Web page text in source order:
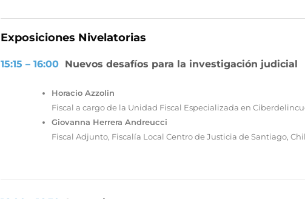
Exposiciones Nivelatorias
15:15 – 16:00 Nuevos desafíos para la investigación judicial
Horacio Azzolin
Fiscal a cargo de la Unidad Fiscal Especializada en
Giovanna Herrera Andreucci
Fiscal Adjunto, Fiscalía Local Centro de Justicia de Santiago,